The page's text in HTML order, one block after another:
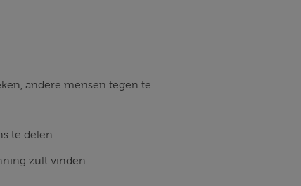
andere mensen tegen te
te delen.
zult vinden.